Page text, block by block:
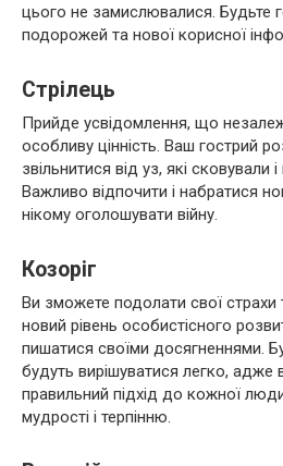
цього не замислювалися. Будьте
подорожей та нової корисної
Стрілець
Прийде усвідомлення, що
особливу цінність. Ваш гострий
звільнитися від уз, які
Важливо відпочити і набратися
нікому оголошувати війну.
Козоріг
Ви зможете подолати свої страхи
новий рівень особистісного
пишатися своїми досягненнями.
будуть вирішуватися легко, адже
правильний підхід до кожної
мудрості і терпінню.